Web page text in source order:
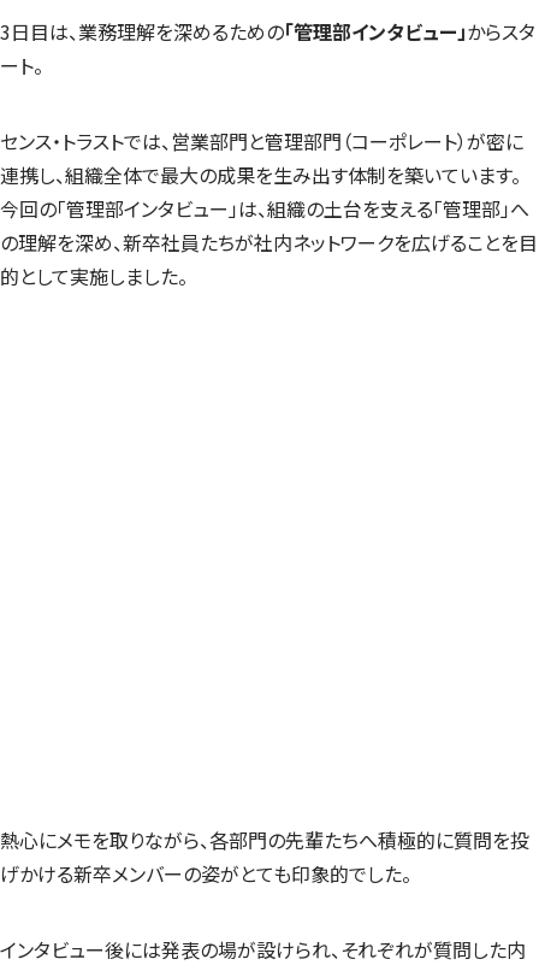
3日目は、業務理解を深めるための「管理部インタビュー」からスタ
ート。
センス・トラストでは、営業部門と管理部門（コーポレート）が密に
連携し、組織全体で最大の成果を生み出す体制を築いています。
今回の「管理部インタビュー」は、組織の土台を支える「管理部」へ
の理解を深め、新卒社員たちが社内ネットワークを広げることを目
的として実施しました。
熱心にメモを取りながら、各部門の先輩たちへ積極的に質問を投
げかける新卒メンバーの姿がとても印象的でした。
インタビュー後には発表の場が設けられ、それぞれが質問した内